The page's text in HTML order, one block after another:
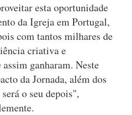
esta oportunidade
da Igreja em Portugal,
com tantos milhares de
criativa e
ganharam. Neste
da Jornada, além dos
o seu depois",